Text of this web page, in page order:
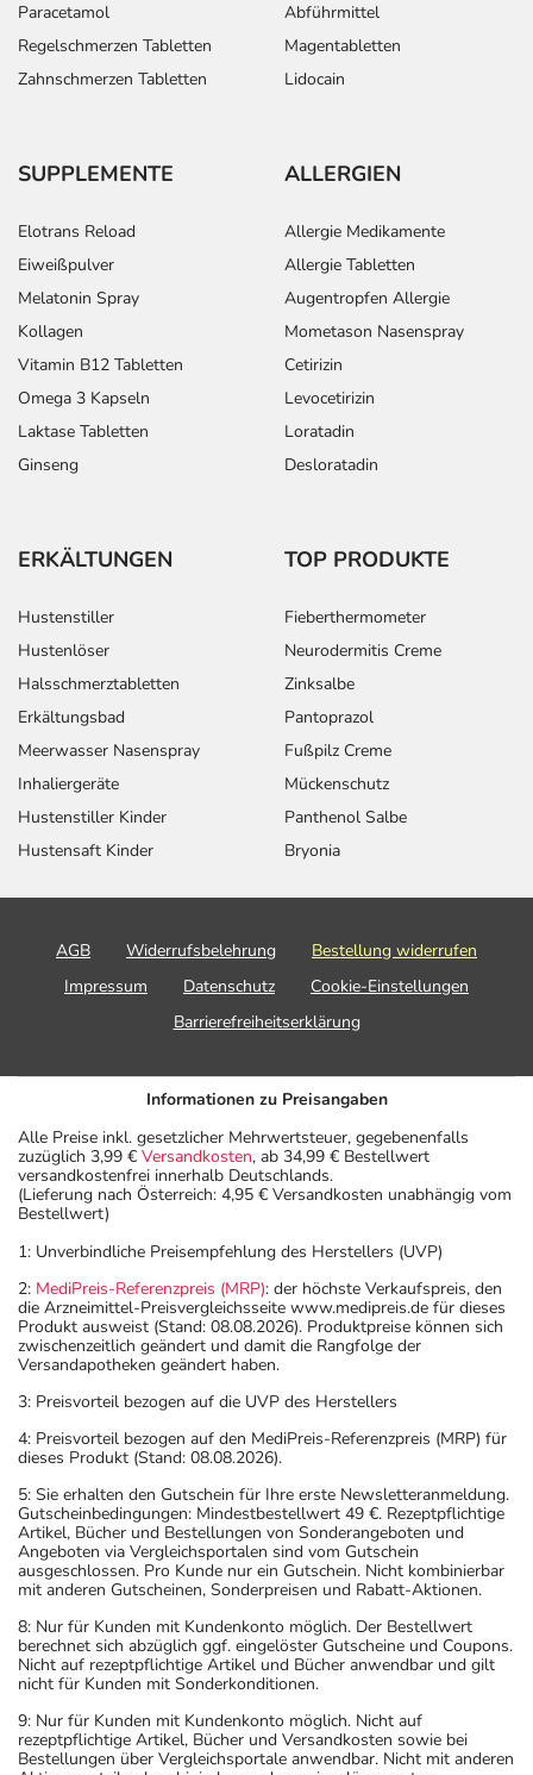
Paracetamol
Regelschmerzen Tabletten
Zahnschmerzen Tabletten
Abführmittel
Magentabletten
Lidocain
SUPPLEMENTE
Elotrans Reload
Eiweißpulver
Melatonin Spray
Kollagen
Vitamin B12 Tabletten
Omega 3 Kapseln
Laktase Tabletten
Ginseng
ALLERGIEN
Allergie Medikamente
Allergie Tabletten
Augentropfen Allergie
Mometason Nasenspray
Cetirizin
Levocetirizin
Loratadin
Desloratadin
ERKÄLTUNGEN
Hustenstiller
Hustenlöser
Halsschmerztabletten
Erkältungsbad
Meerwasser Nasenspray
Inhaliergeräte
Hustenstiller Kinder
Hustensaft Kinder
TOP PRODUKTE
Fieberthermometer
Neurodermitis Creme
Zinksalbe
Pantoprazol
Fußpilz Creme
Mückenschutz
Panthenol Salbe
Bryonia
AGB Widerrufsbelehrung
Bestellung widerrufen
Impressum
Datenschutz
Cookie-Einstellungen
Barrierefreiheitserklärung
Informationen zu Preisangaben
Alle Preise inkl. gesetzlicher Mehrwertsteuer, gegebenenfalls
zuzüglich 3,99 € Versandkosten, ab 34,99 € Bestellwert
versandkostenfrei innerhalb Deutschlands.
(Lieferung nach Österreich: 4,95 € Versandkosten unabhängig vom
Bestellwert)
1: Unverbindliche Preisempfehlung des Herstellers (UVP)
2: MediPreis-Referenzpreis (MRP): der höchste Verkaufspreis, den
die Arzneimittel-Preisvergleichsseite www.medipreis.de für dieses
Produkt ausweist (Stand: 08.08.2026). Produktpreise können sich
zwischenzeitlich geändert und damit die Rangfolge der
Versandapotheken geändert haben.
3: Preisvorteil bezogen auf die UVP des Herstellers
4: Preisvorteil bezogen auf den MediPreis-Referenzpreis (MRP) für
dieses Produkt (Stand: 08.08.2026).
5: Sie erhalten den Gutschein für Ihre erste Newsletteranmeldung.
Gutscheinbedingungen: Mindestbestellwert 49 €. Rezeptpflichtige
Artikel, Bücher und Bestellungen von Sonderangeboten und
Angeboten via Vergleichsportalen sind vom Gutschein
ausgeschlossen. Pro Kunde nur ein Gutschein. Nicht kombinierbar
mit anderen Gutscheinen, Sonderpreisen und Rabatt-Aktionen.
8: Nur für Kunden mit Kundenkonto möglich. Der Bestellwert
berechnet sich abzüglich ggf. eingelöster Gutscheine und Coupons.
Nicht auf rezeptpflichtige Artikel und Bücher anwendbar und gilt
nicht für Kunden mit Sonderkonditionen.
9: Nur für Kunden mit Kundenkonto möglich. Nicht auf
rezeptpflichtige Artikel, Bücher und Versandkosten sowie bei
Bestellungen über Vergleichsportale anwendbar. Nicht mit anderen